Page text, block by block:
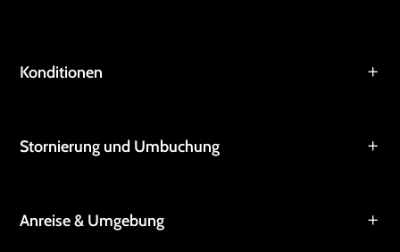
Konditionen
Stornierung und Umbuchung
Anreise & Umgebung